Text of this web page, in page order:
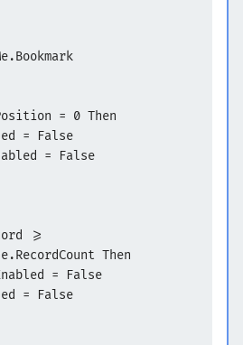
= 0 Then
= False
= False
>=
Then
= False
= False